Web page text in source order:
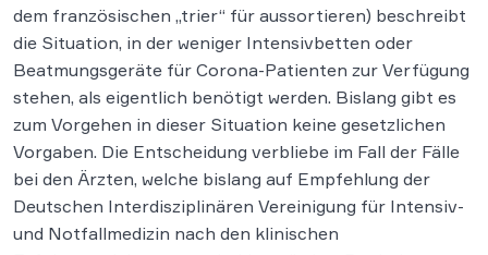
dem französischen „trier“ für aussortieren) beschreibt
die Situation, in der weniger Intensivbetten oder
Beatmungsgeräte für Corona-Patienten zur Verfügung
stehen, als eigentlich benötigt werden. Bislang gibt es
zum Vorgehen in dieser Situation keine gesetzlichen
Vorgaben. Die Entscheidung verbliebe im Fall der Fälle
bei den Ärzten, welche bislang auf Empfehlung der
Deutschen Interdisziplinären Vereinigung für Intensiv-
und Notfallmedizin nach den klinischen